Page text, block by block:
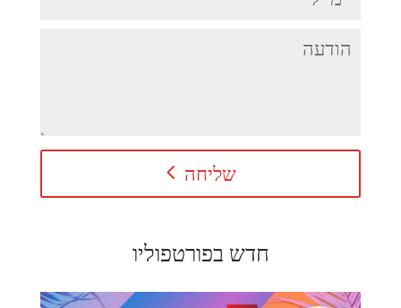
שליחה
חדש בפורטפוליו